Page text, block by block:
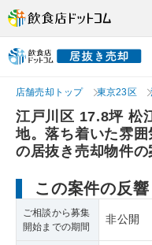
店舗売却トップ 東京23区
江戸川区 17.8坪 松
地。落ち着いた雰囲
の居抜き売却物件の
この案件の反響
ご相談から募集
開始までの期間
非公開